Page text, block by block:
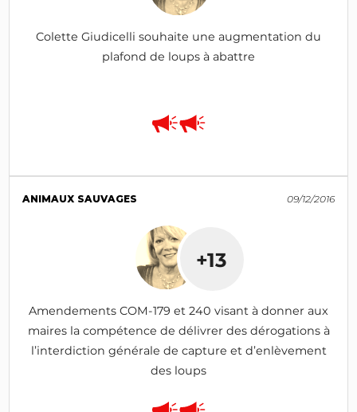
Colette Giudicelli souhaite une augmentation du
plafond de loups à abattre
ANIMAUX SAUVAGES 09/12/2016
+13
Amendements COM-179 et 240 visant à donner aux
maires la compétence de délivrer des dérogations à
l’interdiction générale de capture et d’enlèvement
des loups